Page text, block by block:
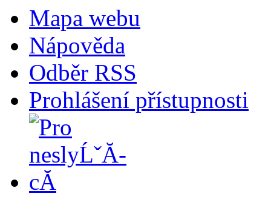
Mapa webu
Nápověda
Odběr RSS
Prohlášení přístupnosti